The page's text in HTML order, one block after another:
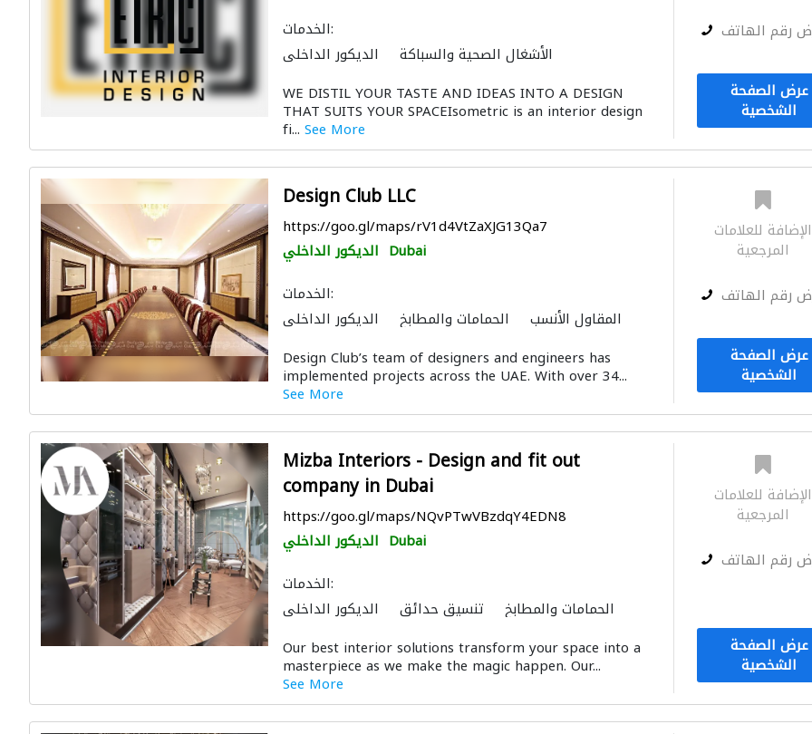
الخدمات:
الديكور الداخلي
الأشغال الصحية والسباكة
أعمال جبس مقاولون تسليم مفتاح الموبيليا والنجارة
WE DISTIL YOUR TASTE AND IDEAS INTO A DESIGN
THAT SUITS YOUR SPACEIsometric is an interior design
fi... See More
رقم الهاتف
عرض الصفحة
الشخصية
Design Club LLC
https://goo.gl/maps/rV1d4VtZaXJG13Qa7
الديكور الداخلي Dubai
الخدمات:
الديكور الداخلي
الحمامات والمطابخ المقاول الأنسب
Design Club’s team of designers and engineers has
implemented projects across the UAE. With over 34...
See More
الإضافة للعلامات
المرجعية
رقم الهاتف
عرض الصفحة
الشخصية
Mizba Interiors - Design and fit out
company in Dubai
https://goo.gl/maps/NQvPTwVBzdqY4EDN8
الديكور الداخلي Dubai
الخدمات:
الديكور الداخلي
تنسيق حدائق الحمامات والمطابخ
النمذجة والتصوير ثلاثي الأبعاد
Our best interior solutions transform your space into a
masterpiece as we make the magic happen. Our...
See More
الإضافة للعلامات
المرجعية
رقم الهاتف
عرض الصفحة
الشخصية